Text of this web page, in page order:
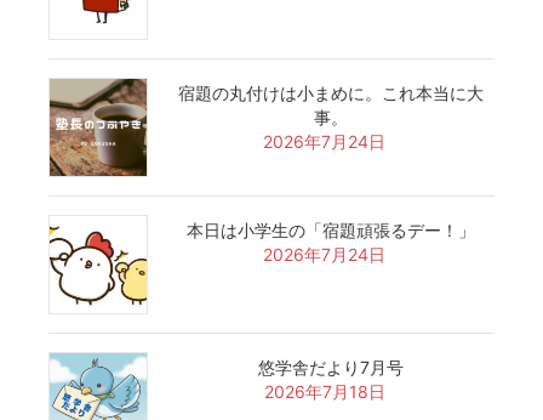
宿題の丸付けは小まめに。これ本当に大
事。
2026年7月24日
本日は小学生の「宿題頑張るデー！」
2026年7月24日
悠学舎だより7月号
2026年7月18日